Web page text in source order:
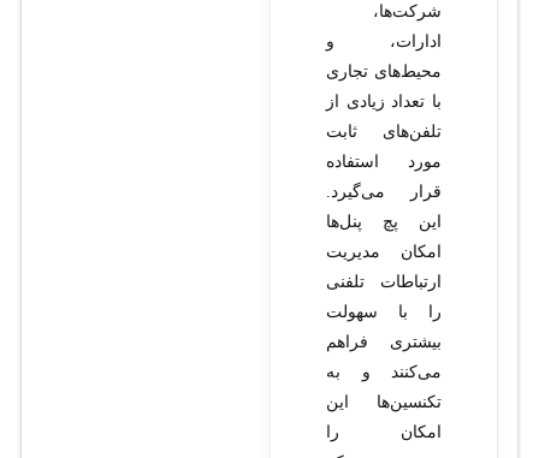
شرکت‌ها،
ادارات، و
محیط‌های تجاری
با تعداد زیادی از
تلفن‌های ثابت
مورد استفاده
قرار می‌گیرد.
این پچ پنل‌ها
امکان مدیریت
ارتباطات تلفنی
را با سهولت
بیشتری فراهم
می‌کنند و به
تکنسین‌ها این
امکان را